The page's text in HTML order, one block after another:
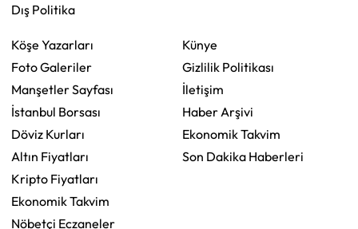
Dış Politika
Köşe Yazarları
Foto Galeriler
Manşetler Sayfası
İstanbul Borsası
Döviz Kurları
Altın Fiyatları
Kripto Fiyatları
Ekonomik Takvim
Nöbetçi Eczaneler
Künye
Gizlilik Politikası
İletişim
Haber Arşivi
Ekonomik Takvim
Son Dakika Haberleri